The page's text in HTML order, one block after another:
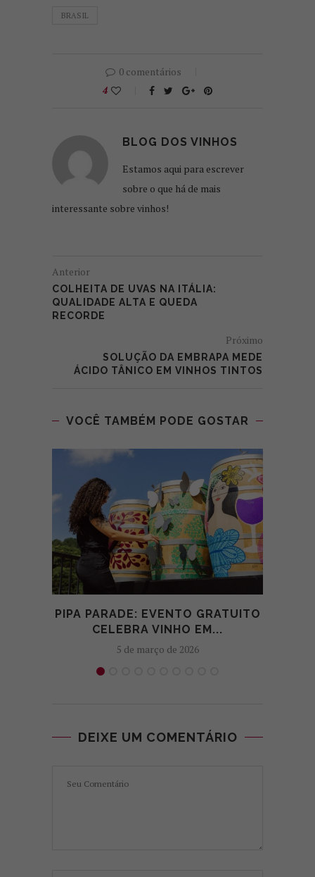
BRASIL
0 comentários
4
BLOG DOS VINHOS
Estamos aqui para escrever
sobre o que há de mais
interessante sobre vinhos!
Anterior
COLHEITA DE UVAS NA ITÁLIA:
QUALIDADE ALTA E QUEDA
RECORDE
Próximo
SOLUÇÃO DA EMBRAPA MEDE
ÁCIDO TÂNICO EM VINHOS TINTOS
VOCÊ TAMBÉM PODE GOSTAR
PIPA PARADE: EVENTO GRATUITO
CELEBRA VINHO EM...
5 de março de 2026
DEIXE UM COMENTÁRIO